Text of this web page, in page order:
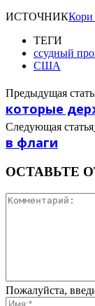
ИСТОЧНИККори
ТЕГИ
ссудный
США
Предыдущая
которые
Следующая статья
в флаги
ОСТАВЬТЕ
Пожалуйста,